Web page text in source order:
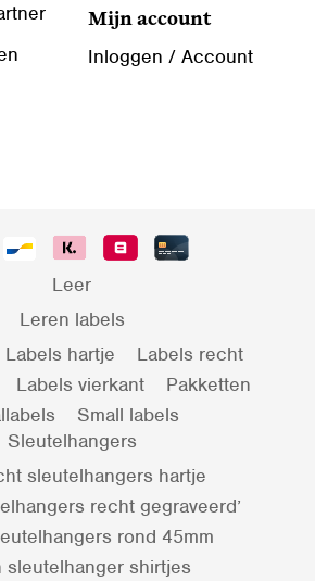
Mijn account
Inloggen / Account
Leer
Leren labels
Labels hartje
Labels recht
Labels vierkant
Pakketten
Small labels
Sleutelhangers
sleutelhangers hartje
recht gegraveerd’
rond 45mm
sleutelhanger shirtjes